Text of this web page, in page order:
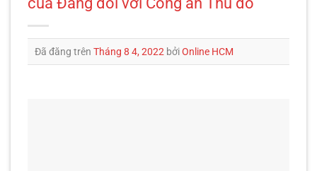
Đã đăng trên Tháng 8 4, 2022 bởiOnline HCM